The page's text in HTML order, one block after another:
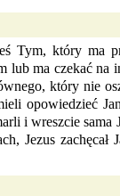
Tym, który ma
lub ma czekać na
który nie
opowiedzieć
i wreszcie sama
Jezus zachęcał